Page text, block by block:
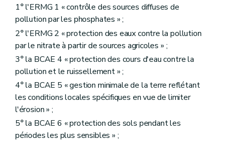
1° l'ERMG 1 « contrôle des sources diffuses de
pollution par les phosphates » ;
2° l'ERMG 2 « protection des eaux contre la pollution
par le nitrate à partir de sources agricoles » ;
3° la BCAE 4 « protection des cours d'eau contre la
pollution et le ruissellement » ;
4° la BCAE 5 « gestion minimale de la terre reflétant
les conditions locales spécifiques en vue de limiter
l'érosion » ;
5° la BCAE 6 « protection des sols pendant les
périodes les plus sensibles » ;